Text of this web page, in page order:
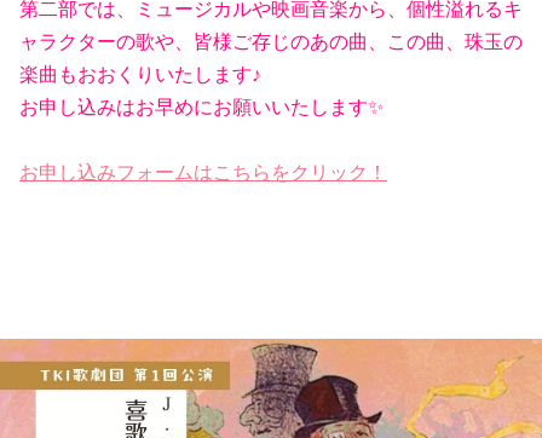
第二部では、ミュージカルや映画音楽から、個性溢れるキ
ャラクターの歌や、皆様ご存じのあの曲、この曲、珠玉の
楽曲もおおくりいたします♪
お申し込みはお早めにお願いいたします✨
お申し込みフォームはこちらをクリック！